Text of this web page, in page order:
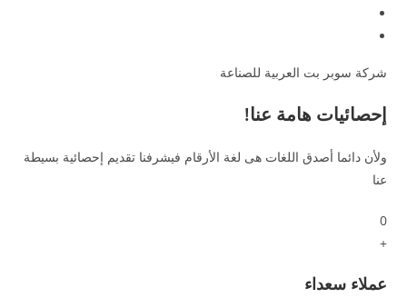
شركة سوبر بت العربية للصناعة
إحصائيات هامة عنا!
ولأن دائما أصدق اللغات هى لغة الأرقام فيشرفنا تقديم إحصائية بسيطة
عنا
0
+
عملاء سعداء